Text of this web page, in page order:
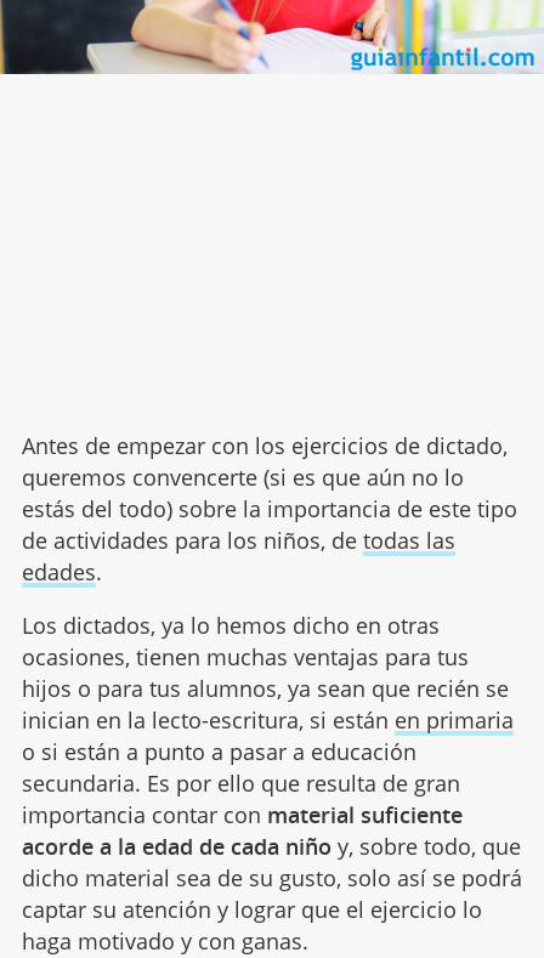
Antes de empezar con los ejercicios de dictado,
queremos convencerte (si es que aún no lo
estás del todo) sobre la importancia de este tipo
de actividades para los niños, de todas las
edades.
Los dictados, ya lo hemos dicho en otras
ocasiones, tienen muchas ventajas para tus
hijos o para tus alumnos, ya sean que recién se
inician en la lecto-escritura, si están en primaria
o si están a punto a pasar a educación
secundaria. Es por ello que resulta de gran
importancia contar con material suficiente
acorde a la edad de cada niño y, sobre todo, que
dicho material sea de su gusto, solo así se podrá
captar su atención y lograr que el ejercicio lo
haga motivado y con ganas.